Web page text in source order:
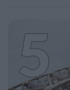
5